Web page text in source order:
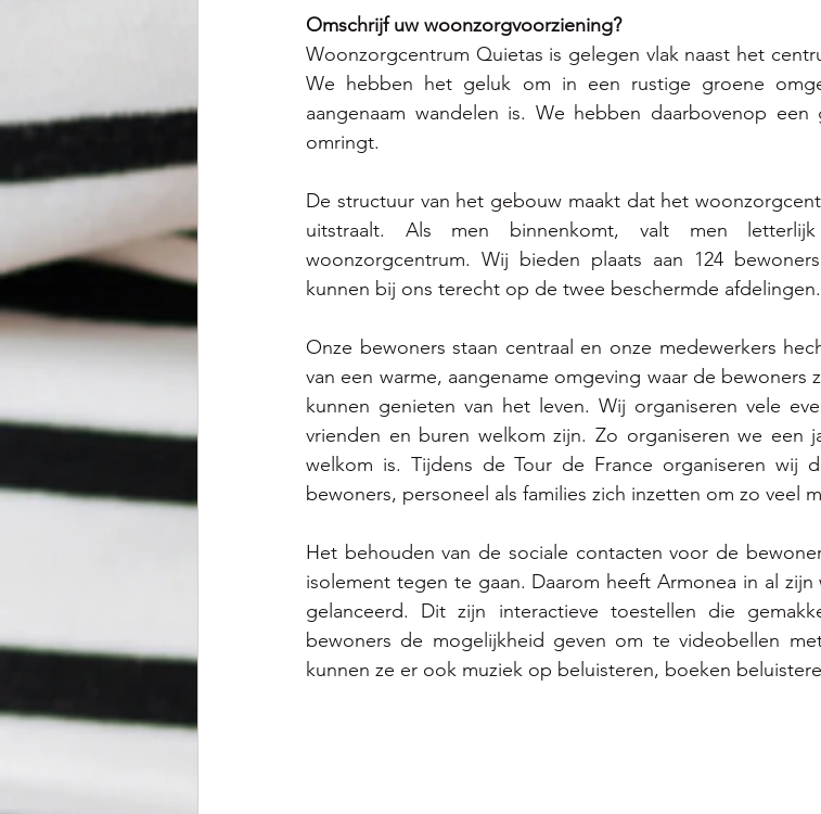
Omschrijf uw woonzorgvoorziening?
Woonzorgcentrum Quietas is gelegen vlak naast het
We hebben het geluk om in een rustige groene
aangenaam wandelen is. We hebben daarbovenop
omringt.
De structuur van het gebouw maakt dat het
uitstraalt. Als men binnenkomt, valt men
woonzorgcentrum. Wij bieden plaats aan 124
kunnen bij ons terecht op de twee beschermde afdelingen.
Onze bewoners staan centraal en onze medewerkers
van een warme, aangename omgeving waar de bewoners
kunnen genieten van het leven. Wij organiseren vele
vrienden en buren welkom zijn. Zo organiseren we een
welkom is. Tijdens de Tour de France organiseren wij
bewoners, personeel als families zich inzetten om zo veel
Het behouden van de sociale contacten voor de
isolement tegen te gaan. Daarom heeft Armonea in al
gelanceerd. Dit zijn interactieve toestellen die
bewoners de mogelijkheid geven om te videobellen
kunnen ze er ook muziek op beluisteren, boeken